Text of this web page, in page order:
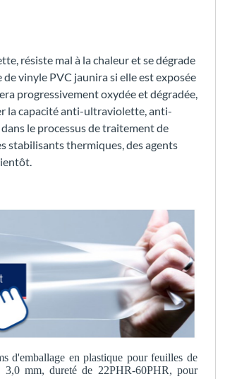
résiste mal à la chaleur et se dégrade
vinyle PVC jaunira si elle est exposée
progressivement oxydée et dégradée,
la capacité anti-ultraviolette, anti-
le processus de traitement de
stabilisants thermiques, des agents
d'emballage en plastique pour feuilles de
mm, dureté de 22PHR-60PHR, pour